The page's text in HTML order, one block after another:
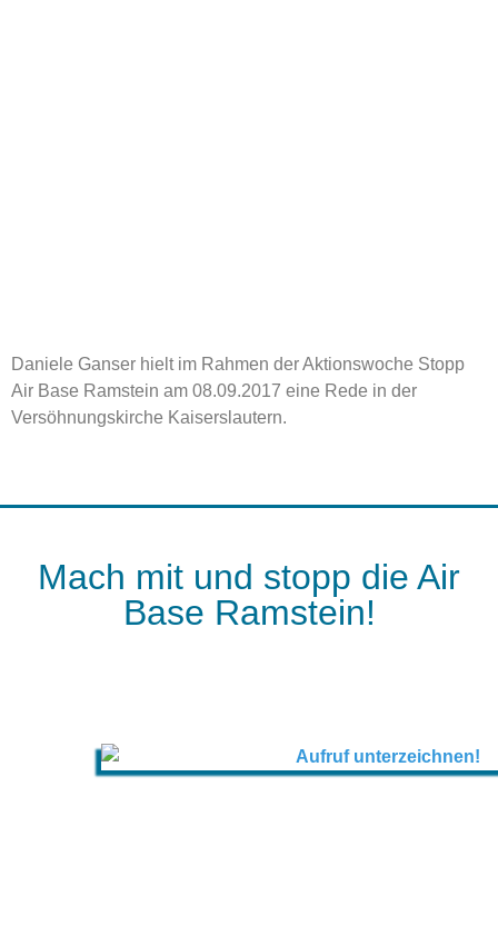
Daniele Ganser hielt im Rahmen der Aktionswoche Stopp
Air Base Ramstein am 08.09.2017 eine Rede in der
Versöhnungskirche Kaiserslautern.
Mach mit und stopp die Air
Base Ramstein!